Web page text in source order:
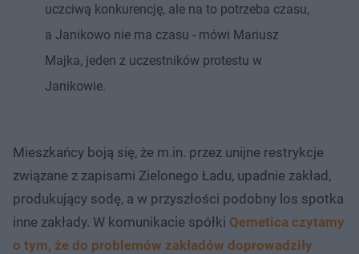
uczciwą konkurencję, ale na to potrzeba czasu,
a Janikowo nie ma czasu - mówi Mariusz
Majka, jeden z uczestników protestu w
Janikowie.
Mieszkańcy boją się, że m.in. przez unijne restrykcje
związane z zapisami Zielonego Ładu, upadnie zakład,
produkujący sodę, a w przyszłości podobny los spotka
inne zakłady. W komunikacie spółki Qemetica czytamy
o tym, że do problemów zakładów doprowadziły